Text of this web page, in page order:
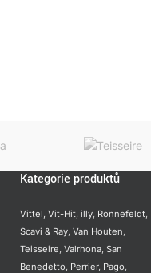
Kategorie produktů
Vittel, Vit-Hit, illy, Ronnefeldt,
Scavi & Ray, Van Houten,
Teisseire, Valrhona, San
Benedetto, Perrier, Pago,